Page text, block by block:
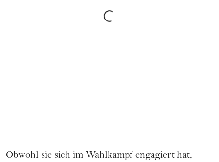
Obwohl sie sich im Wahlkampf engagiert hat,